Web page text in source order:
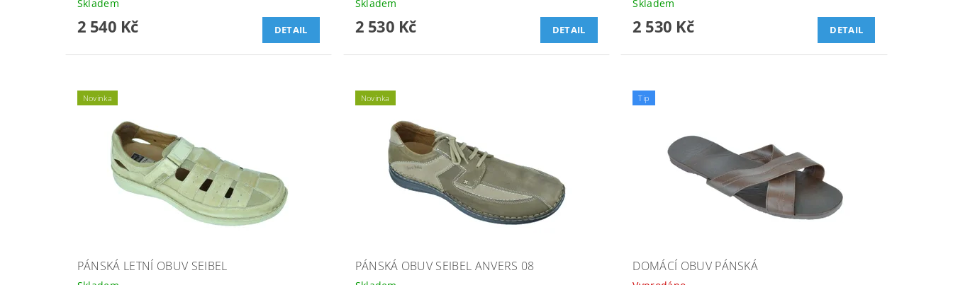
Skladem
2 540 Kč DETAIL
Skladem
2 530 Kč DETAIL
Skladem
2 530 Kč DETAIL
Novinka
PÁNSKÁ LETNÍ OBUV SEIBEL
Novinka
PÁNSKÁ OBUV SEIBEL ANVERS 08
Tip
DOMÁCÍ OBUV PÁNSKÁ